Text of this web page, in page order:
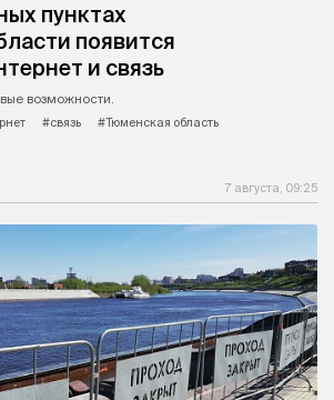
пунктах
появится
и связь
возможности.
#связь
#Тюменская область
7 августа, 09:25